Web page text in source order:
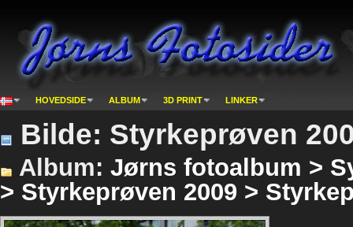
HOVEDSIDE ALBUM 3D PRINT LINKER
Bilde: Styrkeprøven
Album: Jørns fotoalbum >
> Styrkeprøven 2009 >